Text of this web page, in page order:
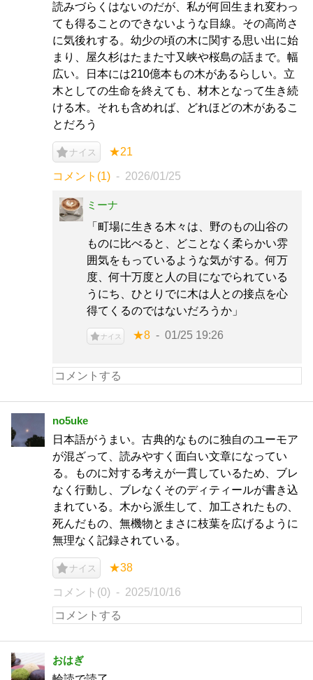
読みづらくはないのだが、私が何回生まれ変わっ
ても得ることのできないような目線。その高尚さ
に気後れする。幼少の頃の木に関する思い出に始
まり、屋久杉はたまた寸又峡や桜島の話まで。幅
広い。日本には210億本もの木があるらしい。立
木としての生命を終えても、材木となって生き続
ける木。それも含めれば、どれほどの木があるこ
とだろう
ナイス ★21
コメント(1) 2026/01/25
ミーナ
「町場に生きる木々は、野のもの山谷の
ものに比べると、どことなく柔らかい雰
囲気をもっているような気がする。何万
度、何十万度と人の目になでられている
うにち、ひとりでに木は人との接点を心
得てくるのではないだろうか」
ナイス ★8 01/25 19:26
no5uke
日本語がうまい。古典的なものに独自のユーモア
が混ざって、読みやすく面白い文章になってい
る。ものに対する考えが一貫しているため、ブレ
なく行動し、ブレなくそのディティールが書き込
まれている。木から派生して、加工されたもの、
死んだもの、無機物とまさに枝葉を広げるように
無理なく記録されている。
ナイス ★38
コメント(0) 2025/10/16
おはぎ